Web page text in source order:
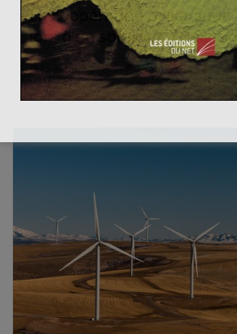
La coopération balkanique
lors d’un sommet à
15 décembre 2017 0